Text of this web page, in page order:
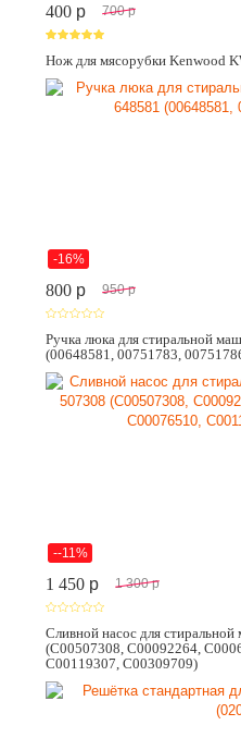
400 p 700 p
Нож для мясорубки Kenwood
-16%
800 p 950 p
Ручка люка для стиральной
(00648581, 00751783,
--11%
1 450 p 1 300 p
Сливной насос для
(C00507308, C00092264,
C00119307, C00309709)